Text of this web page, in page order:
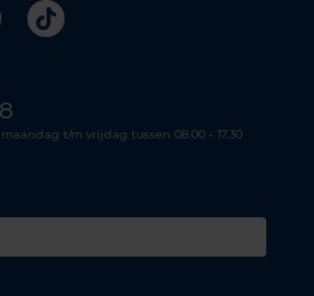
Tiktok
t/m vrijdag tussen 08.00 - 17.30